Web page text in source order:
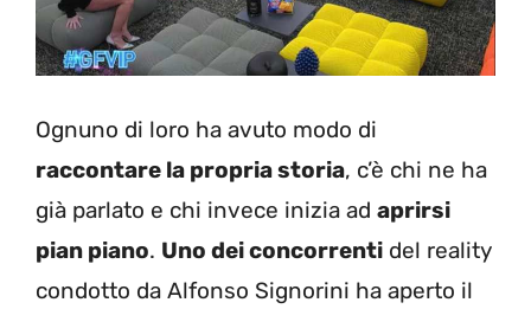
Ognuno di loro ha avuto modo di
raccontare la propria storia, c’è chi ne ha
già parlato e chi invece inizia ad aprirsi
pian piano. Uno dei concorrenti del reality
condotto da Alfonso Signorini ha aperto il